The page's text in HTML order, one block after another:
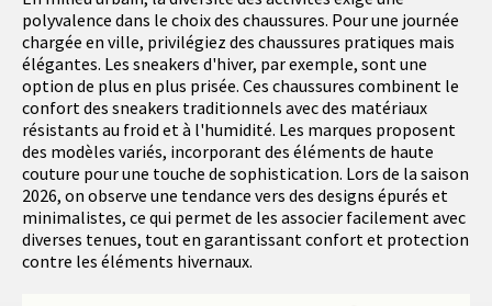
polyvalence dans le choix des chaussures. Pour une journée
chargée en ville, privilégiez des chaussures pratiques mais
élégantes. Les sneakers d'hiver, par exemple, sont une
option de plus en plus prisée. Ces chaussures combinent le
confort des sneakers traditionnels avec des matériaux
résistants au froid et à l'humidité. Les marques proposent
des modèles variés, incorporant des éléments de haute
couture pour une touche de sophistication. Lors de la saison
2026, on observe une tendance vers des designs épurés et
minimalistes, ce qui permet de les associer facilement avec
diverses tenues, tout en garantissant confort et protection
contre les éléments hivernaux.